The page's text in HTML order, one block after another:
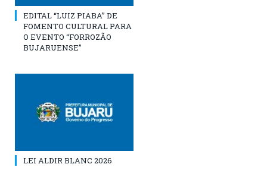
EDITAL “LUIZ PIABA” DE
FOMENTO CULTURAL PARA
O EVENTO “FORROZÃO
BUJARUENSE”
LEI ALDIR BLANC 2026